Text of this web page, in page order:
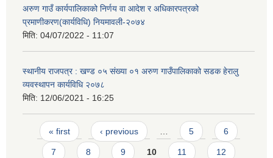
अरुण गाउँ कार्यपालिकाको निर्णय वा आदेश र अधिकारपत्रको
प्रमाणीकरण(कार्यविधि) नियमावली-२०७४
मिति: 04/07/2022 - 11:07
स्थानीय राजपत्र : खण्ड ०५ संख्या ०१ अरुण गाउँपालिकाको सडक हेरालु
व्यवस्थापन कार्यविधि २०७८
मिति: 12/06/2021 - 16:25
Pages
« first ‹ previous 5 6
7 8 9 10 11 12